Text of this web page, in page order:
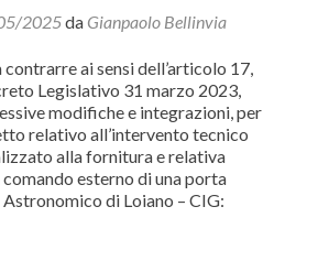
2025da Gianpaolo Bellinvia
ai sensi dell’articolo 17,
Legislativo 31 marzo 2023,
modifiche e integrazioni, per
relativo all’intervento tecnico
alla fornitura e relativa
esterno di una porta
di Loiano – CIG: